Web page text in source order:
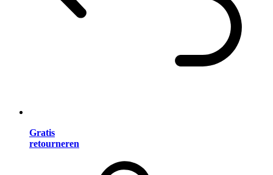
Gratis
retourneren